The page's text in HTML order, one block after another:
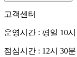
고객센터
운영시간 : 평일 10
점심시간 : 12시 30분